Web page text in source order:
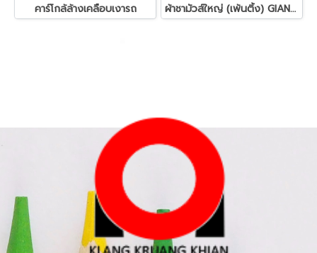
คาร์โกล้ล้างเคลือบเงารถ ผ้าชามัวส์ใหญ่ (เพ้นติ้ง) GIANT KINGKONG